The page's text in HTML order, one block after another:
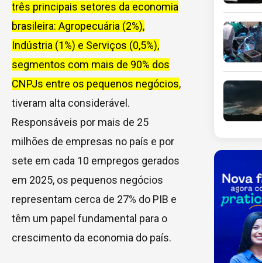
três principais setores da economia
brasileira: Agropecuária (2%),
Indústria (1%) e Serviços (0,5%),
segmentos com mais de 90% dos
CNPJs entre os pequenos negócios,
tiveram alta considerável.
Responsáveis por mais de 25
milhões de empresas no país e por
sete em cada 10 empregos gerados
em 2025, os pequenos negócios
representam cerca de 27% do PIB e
têm um papel fundamental para o
crescimento da economia do país.